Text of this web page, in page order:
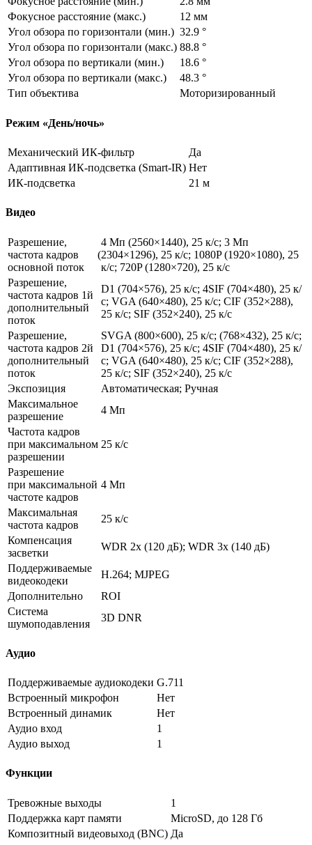
Фокусное расстояние (макс.)
12 мм
Угол обзора по горизонтали (мин.) 32.9 °
Угол обзора по горизонтали (макс.) 88.8 °
Угол обзора по вертикали (мин.)
18.6 °
Угол обзора по вертикали (макс.)
48.3 °
Тип объектива
Моторизированный
Режим «День/ночь»
Механический ИК-фильтр
Да
Адаптивная ИК-подсветка (Smart-IR) Нет
ИК-подсветка
21 м
Видео
Разрешение,
частота кадров
основной поток
4 Мп (2560×1440), 25 к/с; 3 Mп
(2304×1296), 25 к/с; 1080P (1920×1080), 25
к/с; 720P (1280×720), 25 к/с
Разрешение,
частота кадров 1й
дополнительный
поток
D1 (704×576), 25 к/с; 4SIF (704×480), 25 к/
с; VGA (640×480), 25 к/с; CIF (352×288),
25 к/с; SIF (352×240), 25 к/с
Разрешение,
частота кадров 2й
дополнительный
поток
SVGA (800×600), 25 к/с; (768×432), 25 к/с;
D1 (704×576), 25 к/с; 4SIF (704×480), 25 к/
с; VGA (640×480), 25 к/с; CIF (352×288),
25 к/с; SIF (352×240), 25 к/с
Экспозиция
Автоматическая; Ручная
Максимальное
разрешение
4 Мп
Частота кадров
при максимальном
разрешении
25 к/с
Разрешение
при максимальной
частоте кадров
4 Мп
Максимальная
частота кадров
25 к/с
Компенсация
засветки
WDR 2x (120 дБ); WDR 3x (140 дБ)
Поддерживаемые
видеокодеки
H.264; MJPEG
Дополнительно
ROI
Система
шумоподавления
3D DNR
Аудио
Поддерживаемые аудиокодеки G.711
Встроенный микрофон
Нет
Встроенный динамик
Нет
Аудио вход
1
Аудио выход
1
Функции
Тревожные выходы
1
Поддержка карт памяти
MicroSD, до 128 Гб
Композитный видеовыход (BNC) Да